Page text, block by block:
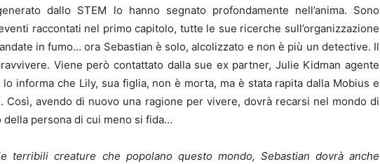
dallo STEM lo hanno segnato profondamente nell’anima. Sono
raccontati nel primo capitolo, tutte le sue ricerche sull’organizzazione
in fumo… ora Sebastian è solo, alcolizzato e non è più un detective. Il
Viene però contattato dalla sue ex partner, Julie Kidman agente
informa che Lily, sua figlia, non è morta, ma è stata rapita dalla Mobius e
Così, avendo di nuovo una ragione per vivere, dovrà recarsi nel mondo di
della persona di cui meno si fida…
terribili creature che popolano questo mondo, Sebastian dovrà anche